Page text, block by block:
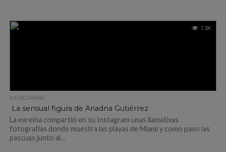
1.3K
MUSICMANÍA
La sensual figura de Ariadna Gutiérrez
La exreina compartió en su Instagram unas llamativas
fotografías donde muestra las playas de Miami y como paso las
pascuas junto al...